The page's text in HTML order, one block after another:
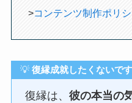
>コンテンツ制作ポリ
💡復縁成就したくないで
復縁は、彼の本当の